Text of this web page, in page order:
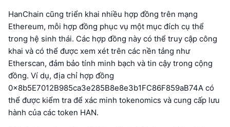
HanChain cũng triển khai nhiều hợp đồng trên mạng
Ethereum, mỗi hợp đồng phục vụ một mục đích cụ thể
trong hệ sinh thái. Các hợp đồng này có thể truy cập công
khai và có thể được xem xét trên các nền tảng như
Etherscan, đảm bảo tính minh bạch và tin cậy trong cộng
đồng. Ví dụ, địa chỉ hợp đồng
0x8b5E7012B985ca3e285B8e8e3b1FC86F859aB74A có
thể được kiểm tra để xác minh tokenomics và cung cấp lưu
hành của các token HAN.